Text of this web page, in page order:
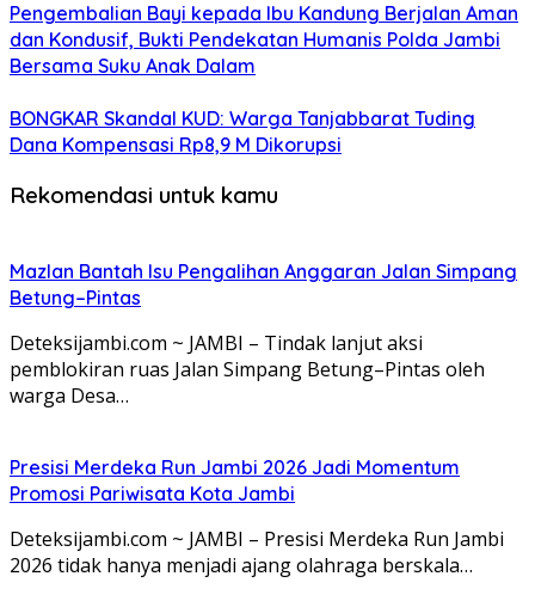
Pengembalian Bayi kepada Ibu Kandung Berjalan Aman
dan Kondusif, Bukti Pendekatan Humanis Polda Jambi
Bersama Suku Anak Dalam
BONGKAR Skandal KUD: Warga Tanjabbarat Tuding
Dana Kompensasi Rp8,9 M Dikorupsi
Rekomendasi untuk kamu
Mazlan Bantah Isu Pengalihan Anggaran Jalan Simpang
Betung–Pintas
Deteksijambi.com ~ JAMBI – Tindak lanjut aksi
pemblokiran ruas Jalan Simpang Betung–Pintas oleh
warga Desa…
Presisi Merdeka Run Jambi 2026 Jadi Momentum
Promosi Pariwisata Kota Jambi
Deteksijambi.com ~ JAMBI – Presisi Merdeka Run Jambi
2026 tidak hanya menjadi ajang olahraga berskala…